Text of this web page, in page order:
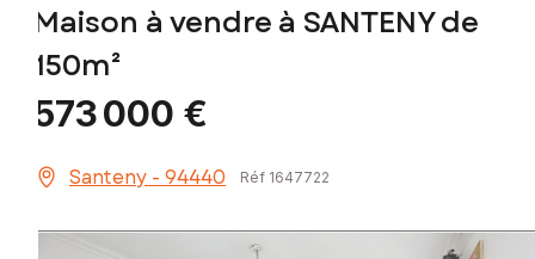
Maison à vendre à SANTENY de
150m²
573 000 €
Santeny - 94440 Réf 1647722